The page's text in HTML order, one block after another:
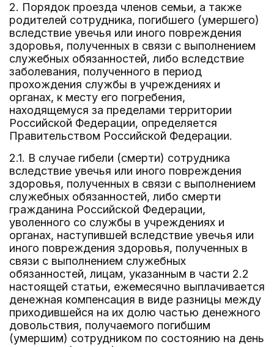
2. Порядок проезда членов семьи, а также
родителей сотрудника, погибшего (умершего)
вследствие увечья или иного повреждения
здоровья, полученных в связи с выполнением
служебных обязанностей, либо вследствие
заболевания, полученного в период
прохождения службы в учреждениях и
органах, к месту его погребения,
находящемуся за пределами территории
Российской Федерации, определяется
Правительством Российской Федерации.
2.1. В случае гибели (смерти) сотрудника
вследствие увечья или иного повреждения
здоровья, полученных в связи с выполнением
служебных обязанностей, либо смерти
гражданина Российской Федерации,
уволенного со службы в учреждениях и
органах, наступившей вследствие увечья или
иного повреждения здоровья, полученных в
связи с выполнением служебных
обязанностей, лицам, указанным в части 2.2
настоящей статьи, ежемесячно выплачивается
денежная компенсация в виде разницы между
приходившейся на их долю частью денежного
довольствия, получаемого погибшим
(умершим) сотрудником по состоянию на день